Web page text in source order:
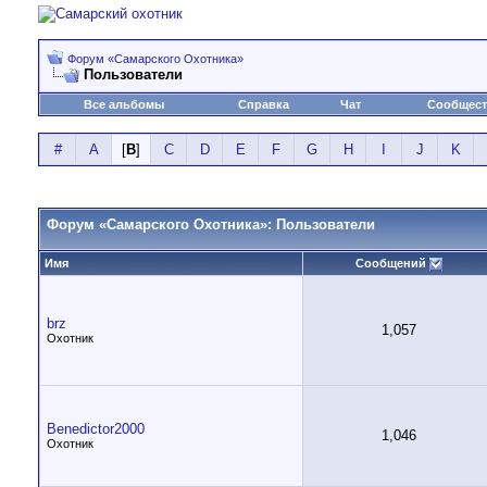
Форум «Самарского Охотника»
Пользователи
Все альбомы Справка Чат
# A [B] C D E F G H J K
Форум «Самарского Охотника»: Пользователи
Имя Сообщений
brz
Охотник 1,057
Benedictor2000
Охотник 1,046